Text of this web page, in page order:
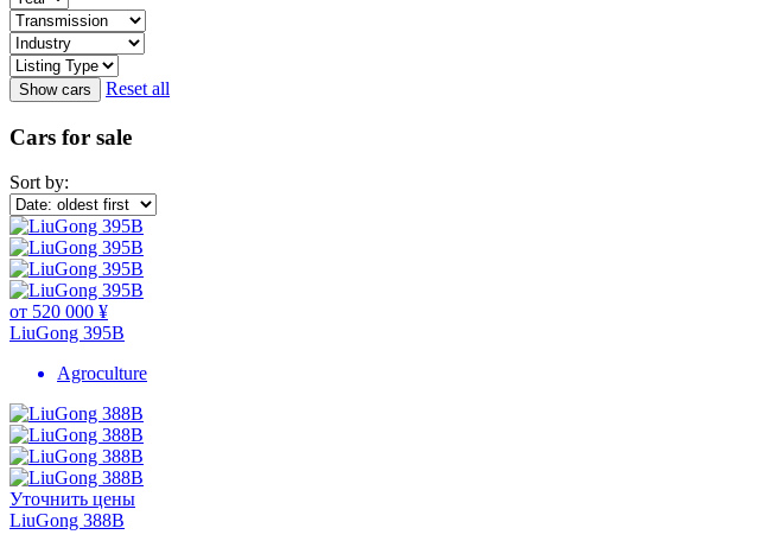
Reset all
Cars for sale
Sort by:
от 520 000 ¥
LiuGong 395B
Agroculture
Уточнить цены
LiuGong 388В